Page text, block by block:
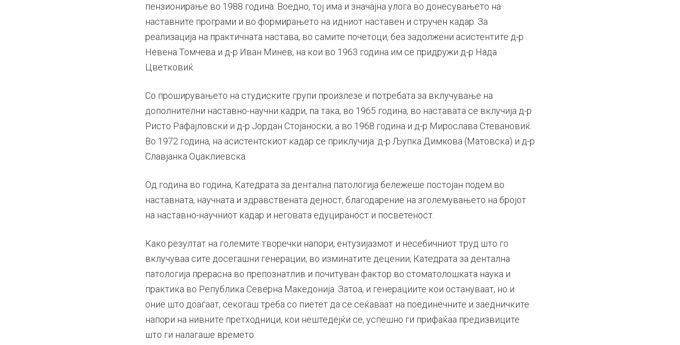
пензионирање во 1988 година. Воедно, тој има и значајна улога во донесувањето на
наставните програми и во формирањето на идниот наставен и стручен кадар. За
реализација на практичната настава, во самите почетоци, беа задолжени асистентите д-р
Невена Томчева и д-р Иван Минев, на кои во 1963 година им се придружи д-р Нада
Цветковиќ.
Со проширувањето на студиските групи произлезе и потребата за вклучување на
дополнителни наставно-научни кадри, па така, во 1965 година, во наставата се вклучија д-р
Ристо Рафајловски и д-р Јордан Стојаноски, а во 1968 година и д-р Мирослава Стевановиќ.
Во 1972 година, на асистентскиот кадар се приклучија: д-р Љупка Димкова (Матовска) и д-р
Славјанка Оџаклиевска.
Од година во година, Катедрата за дентална патологија бележеше постојан подем во
наставната, научната и здравствената дејност, благодарение на зголемувањето на бројот
на наставно-научниот кадар и неговата едуцираност и посветеност.
Како резултат на големите творечки напори, ентузијазмот и несебичниот труд што го
вклучуваа сите досегашни генерации, во изминатите децении, Катедрата за дентална
патологија прерасна во препознатлив и почитуван фактор во стоматолошката наука и
практика во Република Северна Македонија. Затоа, и генерациите кои остануваат, но и
оние што доаѓаат, секогаш треба со пиетет да се сеќаваат на поединечните и заедничките
напори на нивните претходници, кои нештедејќи се, успешно ги прифаќаа предизвиците
што ги налагаше времето.